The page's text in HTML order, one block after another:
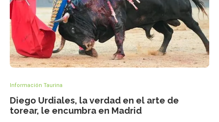
Información Taurina
Diego Urdiales, la verdad en el arte de
torear, le encumbra en Madrid